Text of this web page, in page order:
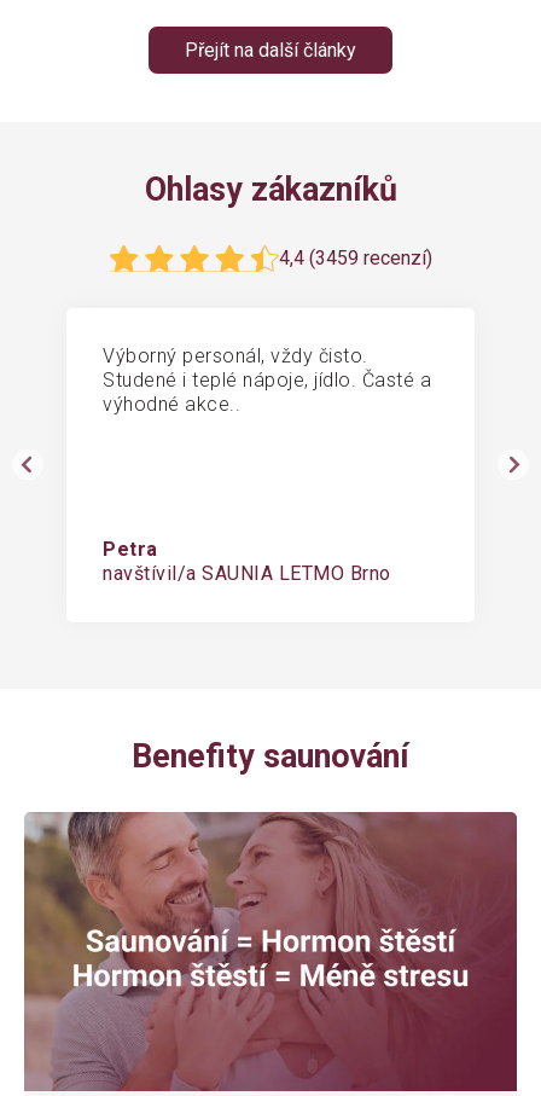
Přejít na další články
Ohlasy zákazníků
4,4 (3459 recenzí)
Výborný personál, vždy čisto.
Studené i teplé nápoje, jídlo. Časté a
výhodné akce..
Petra
navštívil/a SAUNIA LETMO Brno
Benefity saunování